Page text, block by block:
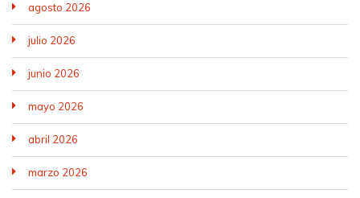
agosto 2026
julio 2026
junio 2026
mayo 2026
abril 2026
marzo 2026